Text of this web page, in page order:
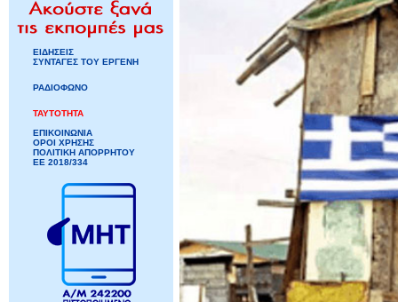
ΕΙΔΗΣΕΙΣ
ΣΥΝΤΑΓΕΣ ΤΟΥ ΕΡΓΕΝΗ
ΡΑΔΙΟΦΩΝΟ
ΤΑΥΤΟΤΗΤΑ
ΕΠΙΚΟΙΝΩΝΙΑ
ΟΡΟΙ ΧΡΗΣΗΣ
ΠΟΛΙΤΙΚΗ ΑΠΟΡΡΗΤΟΥ
ΕΕ 2018/334